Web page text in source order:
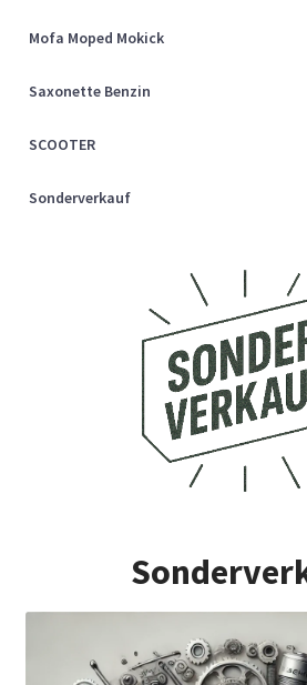
Widerrufsbelehrung
Cart
Checkout
My account
Mofa Moped Mokick
Saxonette Benzin
SCOOTER
Sonderverkauf